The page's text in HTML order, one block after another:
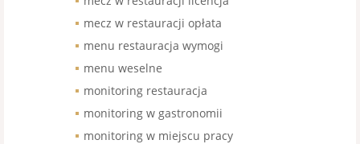
mecz w restauracji opłata
menu restauracja wymogi
menu weselne
monitoring restauracja
monitoring w gastronomii
monitoring w miejscu pracy